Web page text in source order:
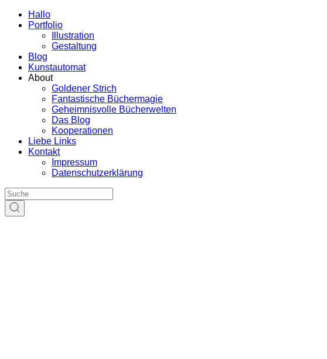
Hallo
Portfolio
Illustration
Gestaltung
Blog
Kunstautomat
About
Goldener Strich
Fantastische Büchermagie
Geheimnisvolle Bücherwelten
Das Blog
Kooperationen
Liebe Links
Kontakt
Impressum
Datenschutzerklärung